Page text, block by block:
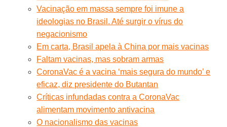
Vacinação em massa sempre foi imune a
ideologias no Brasil. Até surgir o vírus do
negacionismo
Em carta, Brasil apela à China por mais vacinas
Faltam vacinas, mas sobram armas
CoronaVac é a vacina ‘mais segura do mundo’ e
eficaz, diz presidente do Butantan
Críticas infundadas contra a CoronaVac
alimentam movimento antivacina
O nacionalismo das vacinas